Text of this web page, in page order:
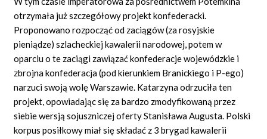
otrzymała już szczegółowy projekt konfederacki.
Proponowano rozpocząć od zaciągów (za rosyjskie
pieniądze) szlacheckiej kawalerii narodowej, potem w
oparciu o te zaciągi zawiązać konfederacje wojewódzkie i
zbrojna konfederacja (pod kierunkiem Branickiego i P-ego)
narzuci swoją wolę Warszawie. Katarzyna odrzuciła ten
projekt, opowiadając się za bardzo zmodyfikowaną przez
siebie wersją sojuszniczej oferty Stanisława Augusta. Polski
korpus posiłkowy miał się składać z 3 brygad kawalerii